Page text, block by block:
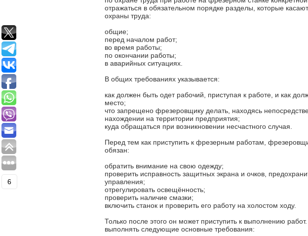
отражаться в обязательном порядке разделы, которые
охраны труда:
общие;
перед началом работ;
во время работы;
по окончании работы;
в аварийных ситуациях.
В общих требованиях указывается:
как должен быть одет рабочий, приступая к работе, и как
место;
что запрещено фрезеровщику делать, находясь
нахождении на территории предприятия;
куда обращаться при возникновении несчастного случая.
Перед тем как приступить к фрезерным работам,
обязан:
обратить внимание на свою одежду;
проверить исправность защитных экрана и очков,
управления;
отрегулировать освещённость;
проверить наличие смазки;
включить станок и проверить его работу на холостом ходу.
Только после этого он может приступить к выполнению
выполнять следующие основные требования:
6